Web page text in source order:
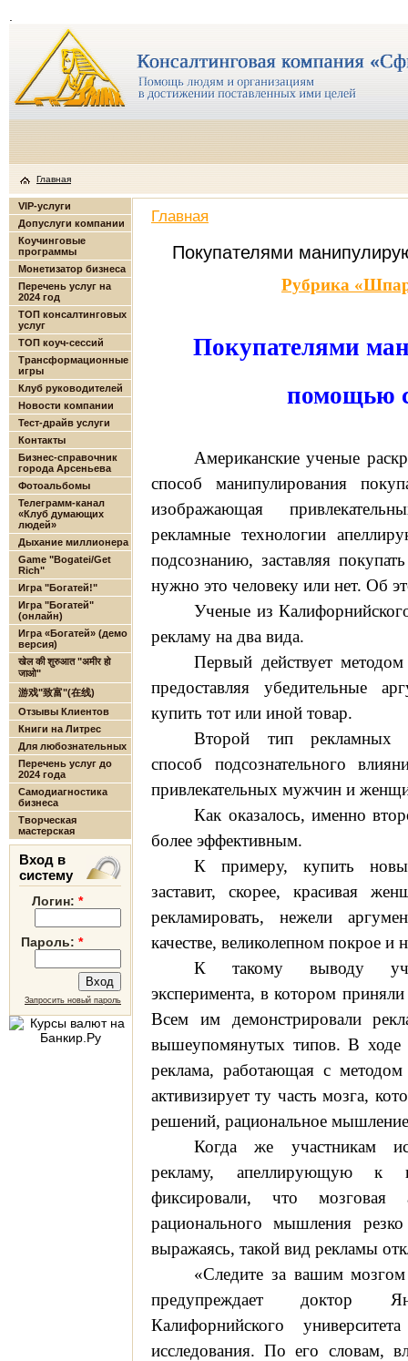
Главная
VIP-услуги
Допуслуги компании
Коучинговые
программы
Монетизатор бизнеса
Перечень услуг на
2024 год
ТОП консалтинговых
услуг
ТОП коуч-сессий
Трансформационные
игры
Клуб руководителей
Новости компании
Тест-драйв услуги
Контакты
Бизнес-справочник
города Арсеньева
Фотоальбомы
Телеграмм-канал
«Клуб думающих
людей»
Дыхание миллионера
Game "Bogatei/Get
Rich"
Игра "Богатей!"
Игра "Богатей"
(онлайн)
Игра «Богатей» (демо
версия)
खेल की शुरुआत "अमीर हो
जाओ"
游戏"致富"(在线)
Отзывы Клиентов
Книги на Литрес
Для любознательных
Перечень услуг до
2024 года
Самодиагностика
бизнеса
Творческая
мастерская
Вход в
систему
Логин: *
Пароль: *
Запросить новый пароль
Главная
Покупателями
Рубрика
Покупателями
помощью
Американские ученые
способ манипулирования
изображающая
рекламные технологии
подсознанию, заставляя
нужно это человеку или нет. Об
Ученые из
рекламу на два вида.
Первый действует
предоставляя убедительные
купить тот или иной товар.
Второй тип рекламных
способ подсознательного
привлекательных мужчин и
Как оказалось, именно
более эффективным.
К примеру, купить
заставит, скорее, красивая
рекламировать, нежели
качестве, великолепном покрое и
К такому выводу
эксперимента, в котором
Всем им демонстрировали
вышеупомянутых типов. В ходе
реклама, работающая с методом
активизирует ту часть мозга,
решений, рациональное
Когда же участникам
рекламу, апеллирующую к
фиксировали, что мозговая
рационального мышления
выражаясь, такой вид рекламы
«Следите за вашим
предупреждает доктор
Калифорнийского
исследования. По его словам,